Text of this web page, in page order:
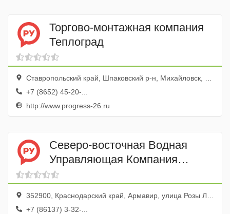
Торгово-монтажная компания
Теплоград
Ставропольский край, Шпаковский р-н, Михайловск, ул. Гоголя, 26/2
+7 (8652) 45-20-...
http://www.progress-26.ru
Северо-восточная Водная
Управляющая Компания
Курганинский Групповой
Водопровод
352900, Краснодарский край, Армавир, улица Розы Люксембург, 233
+7 (86137) 3-32-...